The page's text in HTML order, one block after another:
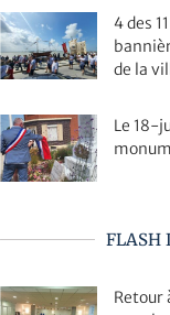
4 des
de la
Le 18-
FLASH
Retour